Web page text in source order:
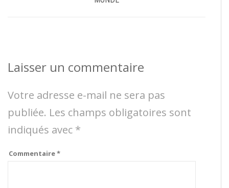
Laisser un commentaire
Votre adresse e-mail ne sera pas
publiée. Les champs obligatoires sont
indiqués avec *
Commentaire*